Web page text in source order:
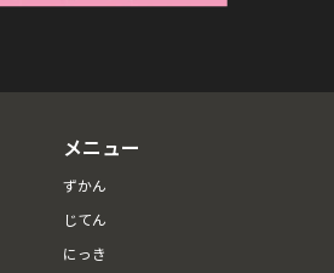
メニュー
ずかん
じてん
にっき